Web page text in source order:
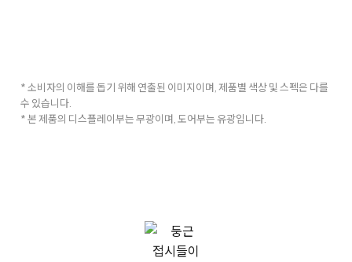
* 소비자의 이해를 돕기 위해 연출된 이미지이며, 제품별 색상 및 스펙은 다를
수 있습니다.
* 본 제품의 디스플레이부는 무광이며, 도어부는 유광입니다.